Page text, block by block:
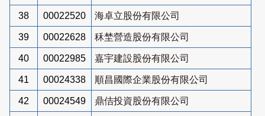
38 00022520 海卓立股份有限公司
39 00022628 秝埜營造股份有限公司
40 00022985 嘉宇建設股份有限公司
41 00024338 順昌國際企業股份有限公司
42 00024549 鼎佶投資股份有限公司